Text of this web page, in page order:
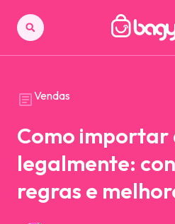
Vendas
Como importar
legalmente:
regras e